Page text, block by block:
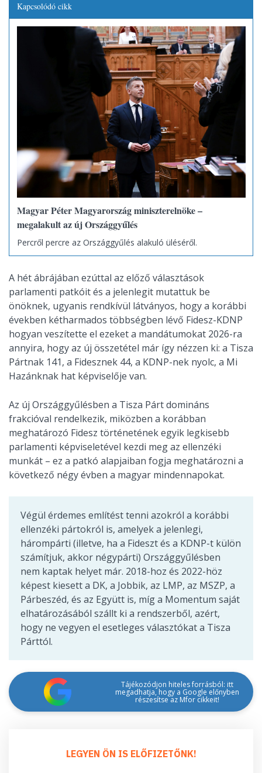
Kapcsolódó cikk
Magyar Péter Magyarország miniszterelnöke –
megalakult az új Országgyűlés
Percről percre az Országgyűlés alakuló üléséről.
A hét ábrájában ezúttal az előző választások
parlamenti patkóit és a jelenlegit mutattuk be
önöknek, ugyanis rendkívül látványos, hogy a korábbi
években kétharmados többségben lévő Fidesz-KDNP
hogyan veszítette el ezeket a mandátumokat 2026-ra
annyira, hogy az új összetétel már így nézzen ki: a Tisza
Pártnak 141, a Fidesznek 44, a KDNP-nek nyolc, a Mi
Hazánknak hat képviselője van.
Az új Országgyűlésben a Tisza Párt domináns
frakcióval rendelkezik, miközben a korábban
meghatározó Fidesz történetének egyik legkisebb
parlamenti képviseletével kezdi meg az ellenzéki
munkát – ez a patkó alapjaiban fogja meghatározni a
következő négy évben a magyar mindennapokat.
Végül érdemes említést tenni azokról a korábbi
ellenzéki pártokról is, amelyek a jelenlegi,
hárompárti (illetve, ha a Fideszt és a KDNP-t külön
számítjuk, akkor négypárti) Országgyűlésben
nem kaptak helyet már. 2018-hoz és 2022-höz
képest kiesett a DK, a Jobbik, az LMP, az MSZP, a
Párbeszéd, és az Együtt is, míg a Momentum saját
elhatározásából szállt ki a rendszerből, azért,
hogy ne vegyen el esetleges választókat a Tisza
Párttól.
Tájékozódjon hiteles forrásból: itt
megadhatja, hogy a Google előnyben
részesítse az Mfor cikkeit!
LEGYEN ÖN IS ELŐFIZETŐNK!